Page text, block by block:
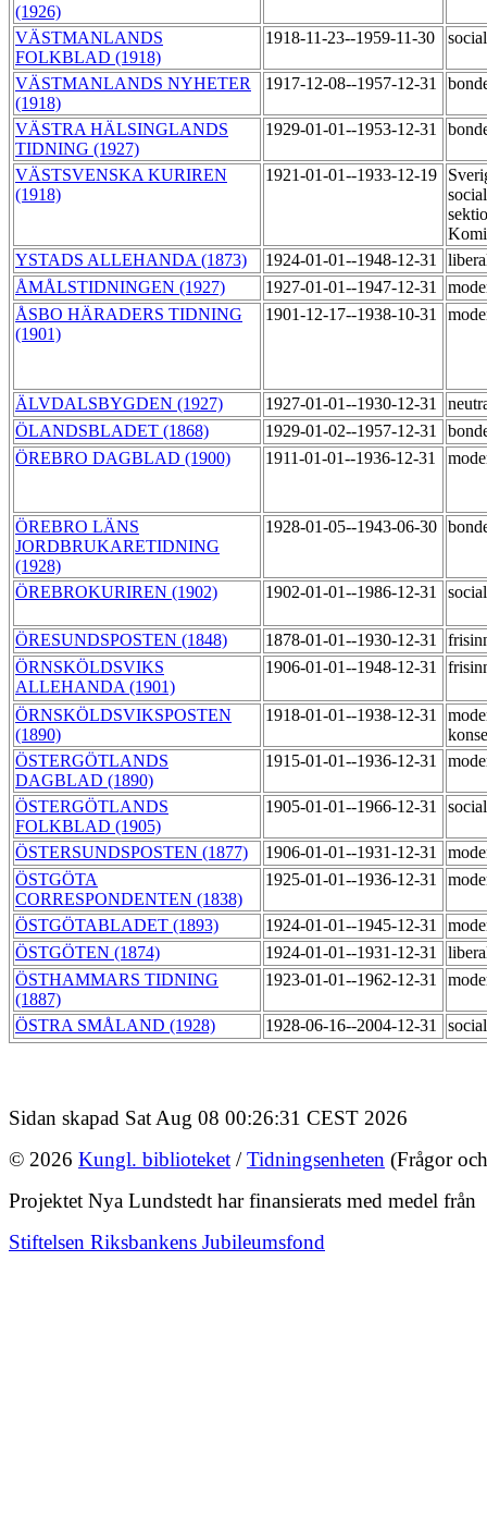
(1926)
VÄSTMANLANDS
FOLKBLAD (1918)
1918-11-23--1959-11-30
VÄSTMANLANDS NYHETER
(1918)
1917-12-08--1957-12-31
VÄSTRA HÄLSINGLANDS
TIDNING (1927)
1929-01-01--1953-12-31
VÄSTSVENSKA KURIREN
(1918)
1921-01-01--1933-12-19
YSTADS ALLEHANDA (1873)
1924-01-01--1948-12-31
ÅMÅLSTIDNINGEN (1927)
1927-01-01--1947-12-31
ÅSBO HÄRADERS TIDNING
(1901)
1901-12-17--1938-10-31
ÄLVDALSBYGDEN (1927) 1927-01-01--1930-12-31
ÖLANDSBLADET (1868)
1929-01-02--1957-12-31
ÖREBRO DAGBLAD (1900)
1911-01-01--1936-12-31
ÖREBRO LÄNS
JORDBRUKARETIDNING
(1928)
1928-01-05--1943-06-30
ÖREBROKURIREN (1902) 1902-01-01--1986-12-31
ÖRESUNDSPOSTEN (1848) 1878-01-01--1930-12-31
ÖRNSKÖLDSVIKS
ALLEHANDA (1901)
1906-01-01--1948-12-31
ÖRNSKÖLDSVIKSPOSTEN
(1890)
1918-01-01--1938-12-31
ÖSTERGÖTLANDS
DAGBLAD (1890)
1915-01-01--1936-12-31
ÖSTERGÖTLANDS
FOLKBLAD (1905)
1905-01-01--1966-12-31
ÖSTERSUNDSPOSTEN (1877) 1906-01-01--1931-12-31
ÖSTGÖTA
CORRESPONDENTEN (1838)
1925-01-01--1936-12-31
ÖSTGÖTABLADET (1893) 1924-01-01--1945-12-31
ÖSTGÖTEN (1874)
1924-01-01--1931-12-31
ÖSTHAMMARS TIDNING
(1887)
1923-01-01--1962-12-31
ÖSTRA SMÅLAND (1928) 1928-06-16--2004-12-31
Sidan skapad Sat Aug 08 00:26:31 CEST 2026
© 2026 Kungl. biblioteket /Tidningsenheten (Frågor
Projektet Nya Lundstedt har finansierats med medel från
Stiftelsen Riksbankens Jubileumsfond